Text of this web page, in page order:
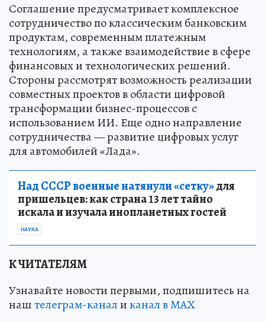
Соглашение предусматривает комплексное
сотрудничество по классическим банковским
продуктам, современным платежным
технологиям, а также взаимодействие в сфере
финансовых и технологических решений.
Стороны рассмотрят возможность реализации
совместных проектов в области цифровой
трансформации бизнес-процессов с
использованием ИИ. Еще одно направление
сотрудничества — развитие цифровых услуг
для автомобилей «Лада».
Над СССР военные натянули «сетку»для
пришельцев: как страна 13 лет тайно
искала и изучала инопланетных гостей
НАУКА
К ЧИТАТЕЛЯМ
Узнавайте новости первыми, подпишитесь на
наштелеграм-каналиканал в МАХ